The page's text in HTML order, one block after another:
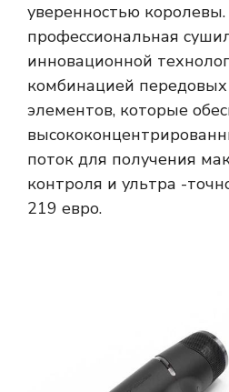
уверенностью
профессиональная
инновационной
комбинацией
элементов, которые
поток для получения
контроля и ультра -
219 евро.